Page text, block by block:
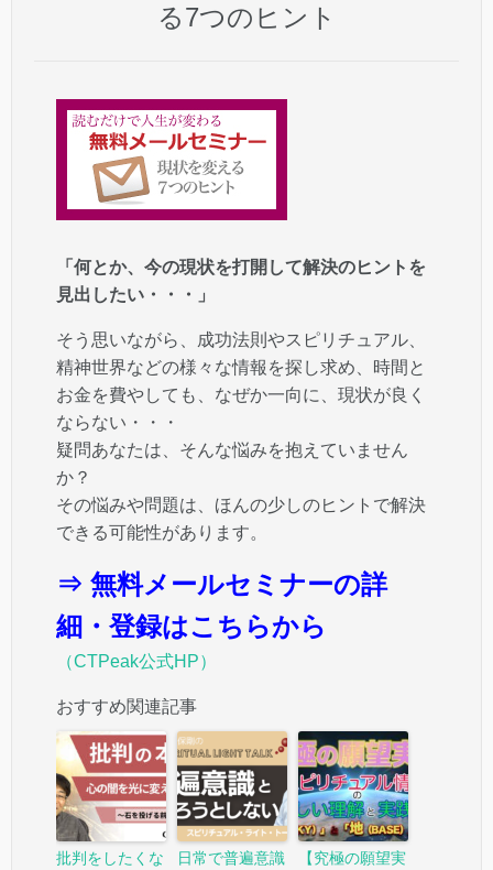
る7つのヒント
「何とか、今の現状を打開して解決のヒントを
見出したい・・・」
そう思いながら、成功法則やスピリチュアル、
精神世界などの様々な情報を探し求め、時間と
お金を費やしても、なぜか一向に、現状が良く
ならない・・・
疑問あなたは、そんな悩みを抱えていません
か？
その悩みや問題は、ほんの少しのヒントで解決
できる可能性があります。
⇒ 無料メールセミナーの詳
細・登録はこちらから
（CTPeak公式HP）
おすすめ関連記事
批判をしたくな
日常で普遍意識
【究極の願望実